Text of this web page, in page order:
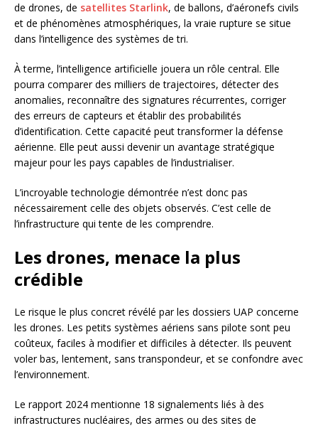
de drones, de satellites Starlink, de ballons, d’aéronefs civils
et de phénomènes atmosphériques, la vraie rupture se situe
dans l’intelligence des systèmes de tri.
À terme, l’intelligence artificielle jouera un rôle central. Elle
pourra comparer des milliers de trajectoires, détecter des
anomalies, reconnaître des signatures récurrentes, corriger
des erreurs de capteurs et établir des probabilités
d’identification. Cette capacité peut transformer la défense
aérienne. Elle peut aussi devenir un avantage stratégique
majeur pour les pays capables de l’industrialiser.
L’incroyable technologie démontrée n’est donc pas
nécessairement celle des objets observés. C’est celle de
l’infrastructure qui tente de les comprendre.
Les drones, menace la plus
crédible
Le risque le plus concret révélé par les dossiers UAP concerne
les drones. Les petits systèmes aériens sans pilote sont peu
coûteux, faciles à modifier et difficiles à détecter. Ils peuvent
voler bas, lentement, sans transpondeur, et se confondre avec
l’environnement.
Le rapport 2024 mentionne 18 signalements liés à des
infrastructures nucléaires, des armes ou des sites de